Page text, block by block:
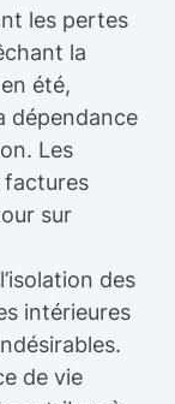
les pertes
la
été,
dépendance
Les
factures
sur
des
intérieures
de vie